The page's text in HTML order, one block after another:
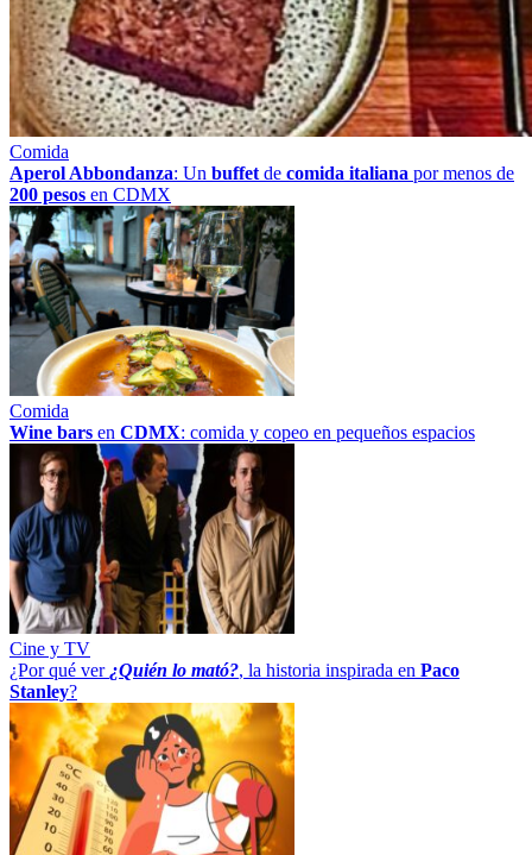
Comida
Aperol Abbondanza: Un buffet de comida italiana por menos de
200 pesos en CDMX
Comida
Wine bars en CDMX: comida y copeo en pequeños espacios
Cine y TV
¿Por qué ver ¿Quién lo mató?, la historia inspirada en Paco
Stanley?